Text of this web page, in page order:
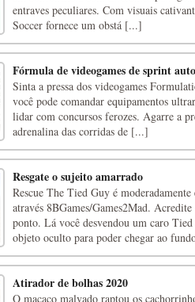
entraves peculiares. Com visuais
Soccer fornece um obstá [...]
Fórmula de videogames de sprint
Sinta a pressa dos videogames
você pode comandar equipamentos
lidar com concursos ferozes. Agarre a
adrenalina das corridas de [...]
Resgate o sujeito amarrado
Rescue The Tied Guy é
através 8BGames/Games2Mad.
ponto. Lá você desvendou um caro
objeto oculto para poder chegar ao
Atirador de bolhas 2020
O macaco malvado raptou os